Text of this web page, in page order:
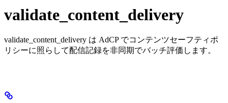
validate_content_delivery
validate_content_delivery は AdCP でコンテンツセーフティポ
リシーに照らして配信記録を非同期でバッチ評価します。